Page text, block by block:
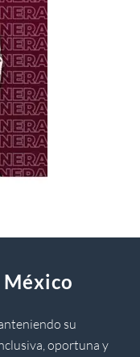
México
su
oportuna y